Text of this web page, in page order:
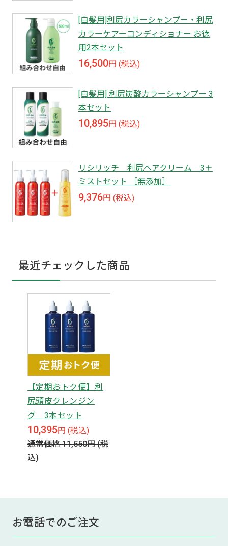
[白髪用]利尻カラーシャンプー・利尻
カラーケアーコンディショナー お徳
用2本セット
16,500円 (税込)
[白髪用] 利尻炭酸カラーシャンプー 3
本セット
10,895円 (税込)
リシリッチ 利尻ヘアクリーム 3＋
ミストセット ［無添加］
9,376円 (税込)
最近チェックした商品
【定期おトク便】利
尻頭皮クレンジン
グ 3本セット
10,395円 (税込)
通常価格 11,550円 (税
込)
お電話でのご注文